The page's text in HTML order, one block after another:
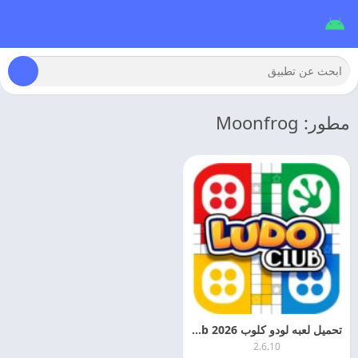
مطور: Moonfrog
تحميل لعبه لودو كلوب 2026 Ludo Club مهكره للاندرويد
2.6.10